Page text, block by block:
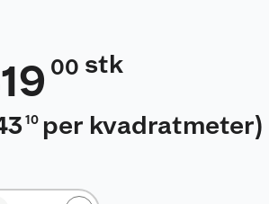
00 stk
10 per kvadratmeter)